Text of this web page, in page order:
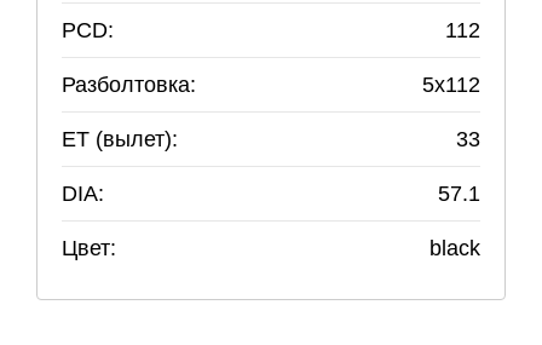
PCD: 112
Разболтовка: 5x112
ET (вылет): 33
DIA: 57.1
Цвет: black